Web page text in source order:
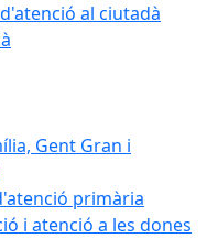
al ciutadà
Gent Gran i
primària
i atenció a les dones